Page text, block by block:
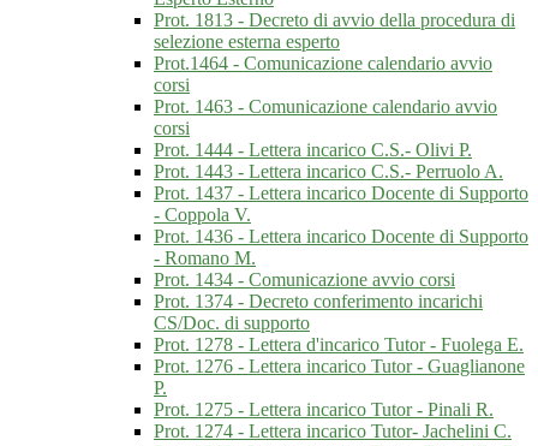
Prot. 1813 - Decreto di avvio della procedura di
selezione esterna esperto
Prot.1464 - Comunicazione calendario avvio
corsi
Prot. 1463 - Comunicazione calendario avvio
corsi
Prot. 1444 - Lettera incarico C.S.- Olivi P.
Prot. 1443 - Lettera incarico C.S.- Perruolo A.
Prot. 1437 - Lettera incarico Docente di Supporto
- Coppola V.
Prot. 1436 - Lettera incarico Docente di Supporto
- Romano M.
Prot. 1434 - Comunicazione avvio corsi
Prot. 1374 - Decreto conferimento incarichi
CS/Doc. di supporto
Prot. 1278 - Lettera d'incarico Tutor - Fuolega E.
Prot. 1276 - Lettera incarico Tutor - Guaglianone
P.
Prot. 1275 - Lettera incarico Tutor - Pinali R.
Prot. 1274 - Lettera incarico Tutor- Jachelini C.